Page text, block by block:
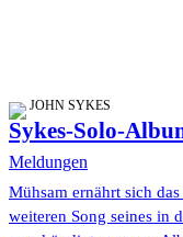
JOHN SYKES
Sykes-Solo-
Meldungen
Mühsam ernährt sich
weiteren Song seines in